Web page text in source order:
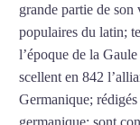
grande partie de son
populaires du latin;
l’époque de la
scellent en 842
Germanique;
germanique; sont